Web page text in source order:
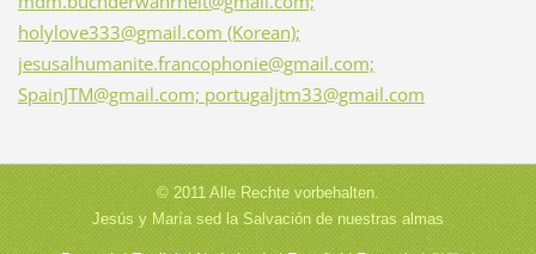
holylove333@gmail.com (Korean);
jesusalhumanite.francophonie@gmail.com;
SpainJTM@gmail.com; portugaljtm33@gmail.com
© 2011 Alle Rechte vorbehalten.
Jesús y María sed la Salvación de nuestras almas